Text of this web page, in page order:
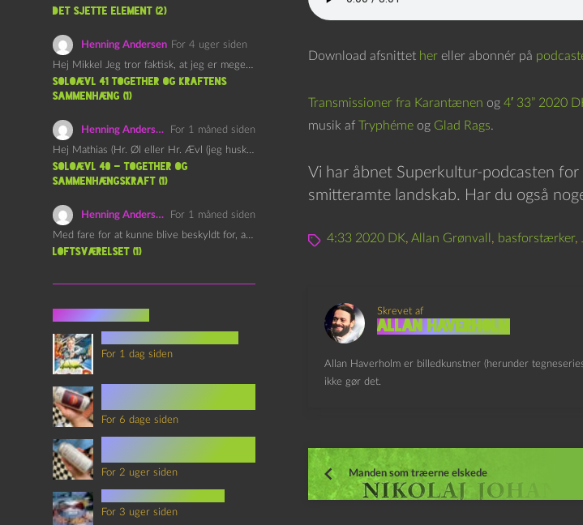
Download afsnittet hereller abonnér på
Transmissioner fra Karantænen og 4′ 33” 2020
musik af Tryphémeog Glad Rags.
Vi har åbnet Superkultur-podcasten
smitteramte landskab. Har du også
4:33 2020 DK, Allan Grønvall , basforstærker,
Skrevet af
Allan Haverholm
Allan Haverholm er billedkunstner (herunder
ikke gør det.
Manden som træerne elskede
det sjette element (2)
Henning Andersen For 4 uger siden
Hej Mikkel Jeg tror faktisk, at jeg er meget enig…
Soloævl 41 Together og Kraftens
Sammenhæng (1)
Henning Andersen
For 1 måned siden
Hej Mathias (Hr. Øl eller Hr. Ævl (jeg husker ikke…
Soloævl 40 – Together og
sammenhængskraft (1)
Henning Andersen
For 1 måned siden
Med fare for at kunne blive beskyldt for, at være…
Loftsværelset (1)
For 1 dag siden
For 6 dage siden
For 2 uger siden
For 3 uger siden